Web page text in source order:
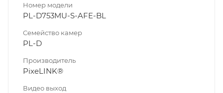
Номер модели
PL-D753MU-S-AFE-BL
Семейство камер
PL-D
Производитель
PixeLINK®
Видео выход